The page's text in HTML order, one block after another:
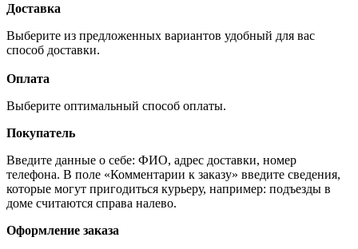
Доставка
Выберите из предложенных вариантов удобный для вас
способ доставки.
Оплата
Выберите оптимальный способ оплаты.
Покупатель
Введите данные о себе: ФИО, адрес доставки, номер
телефона. В поле «Комментарии к заказу» введите сведения,
которые могут пригодиться курьеру, например: подъезды в
доме считаются справа налево.
Оформление заказа